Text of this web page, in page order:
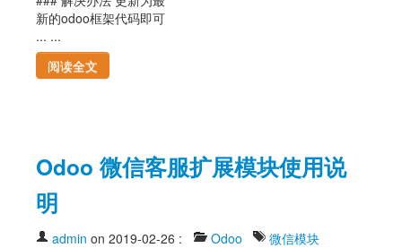
新的odoo框架代码即可
... ...
阅读全文
Odoo 微信客服扩展模块使用说
明
admin on 2019-02-26 : Odoo
微信模块